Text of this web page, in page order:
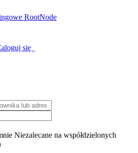
się
Niezalecane na współdzielonych